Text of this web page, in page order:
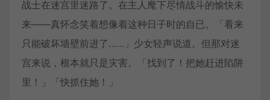
战士在迷宫里迷路了。在主人麾下尽情战斗的愉快未
来——真怀念笑着想像着这种日子时的自已。「看来
只能破坏墙壁前进了……」少女轻声说道。但那对迷
宫来说，根本就只是灾害。「找到了！把她赶进陷阱
里！」「快抓住她！」